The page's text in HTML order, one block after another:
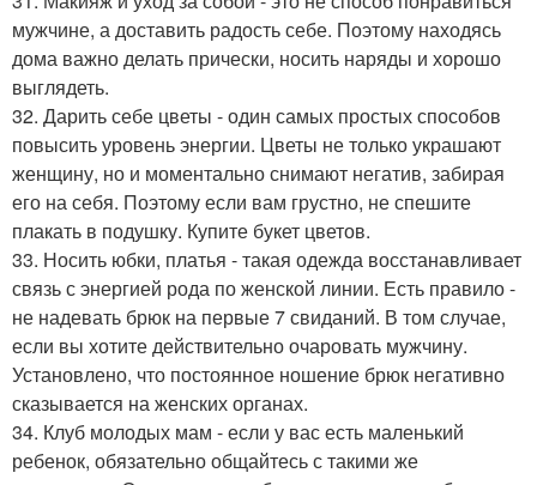
мужчине, а доставить радость себе. Поэтому находясь
дома важно делать прически, носить наряды и хорошо
выглядеть.
32. Дарить себе цветы - один самых простых способов
повысить уровень энергии. Цветы не только украшают
женщину, но и моментально снимают негатив, забирая
его на себя. Поэтому если вам грустно, не спешите
плакать в подушку. Купите букет цветов.
33. Носить юбки, платья - такая одежда восстанавливает
связь с энергией рода по женской линии. Есть правило -
не надевать брюк на первые 7 свиданий. В том случае,
если вы хотите действительно очаровать мужчину.
Установлено, что постоянное ношение брюк негативно
сказывается на женских органах.
34. Клуб молодых мам - если у вас есть маленький
ребенок, обязательно общайтесь с такими же